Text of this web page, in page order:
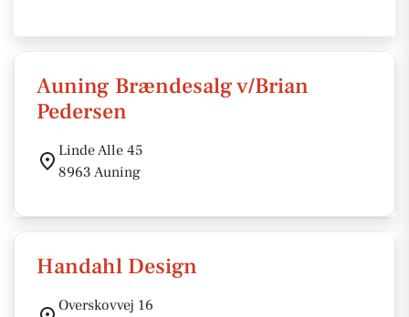
Auning Brændesalg v/Brian
Pedersen
Linde Alle 45
8963 Auning
Handahl Design
Overskovvej 16